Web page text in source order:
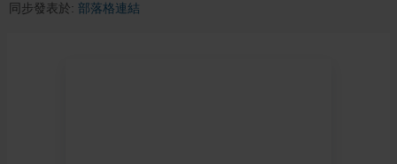
同步發表於: 部落格連結